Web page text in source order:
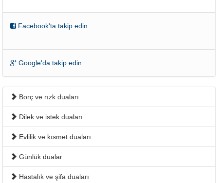
Facebook'ta takip edin
Google'da takip edin
Borç ve rızk duaları
Dilek ve istek duaları
Evlilik ve kısmet duaları
Günlük dualar
Hastalık ve şifa duaları